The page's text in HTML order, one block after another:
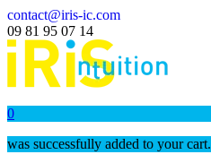
contact@iris-ic.com
09 81 95 07 14
0
was successfully added to your cart.